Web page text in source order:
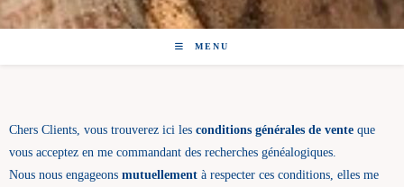
MENU
Chers Clients, vous trouverez ici les conditions générales de vente que
vous acceptez en me commandant des recherches généalogiques.
Nous nous engageons mutuellement à respecter ces conditions, elles me